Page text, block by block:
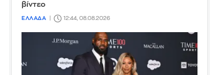
βίντεο
ΕΛΛΑΔΑ 12:44, 08.08.2026